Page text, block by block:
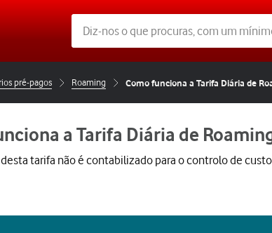
pré-pagos Roaming Como funciona a Tarifa Diária de
a Tarifa Diária de
tarifa não é contabilizado para o controlo de